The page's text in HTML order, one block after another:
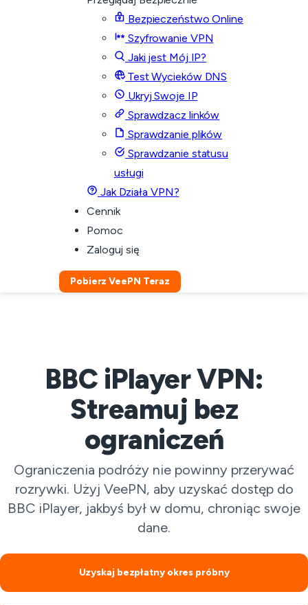
Bezpieczeństwo Online
Szyfrowanie VPN
Jaki jest Mój IP?
Test Wycieków DNS
Ukryj Swoje IP
Sprawdzacz linków
Sprawdzanie plików
Sprawdzanie statusu
usługi
Jak Działa VPN?
Cennik
Pomoc
Zaloguj się
Pobierz VeePN Teraz
BBC iPlayer VPN:
Streamuj bez
ograniczeń
Ograniczenia podróży nie powinny przerywać
rozrywki. Użyj VeePN, aby uzyskać dostęp do
BBC iPlayer, jakbyś był w domu, chroniąc swoje
dane.
Uzyskaj bezpłatny okres próbny